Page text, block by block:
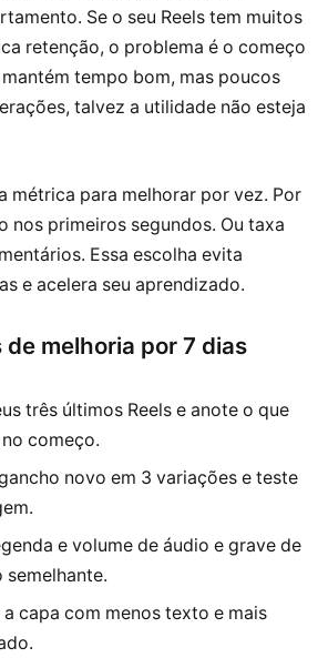
Se o seu Reels tem muitos
retenção, o problema é o começo
tempo bom, mas poucos
talvez a utilidade não esteja
métrica para melhorar por vez. Por
nos primeiros segundos. Ou taxa
Essa escolha evita
e acelera seu aprendizado.
de melhoria por 7 dias
três últimos Reels e anote o que
começo.
novo em 3 variações e teste
e volume de áudio e grave de
semelhante.
a capa com menos texto e mais